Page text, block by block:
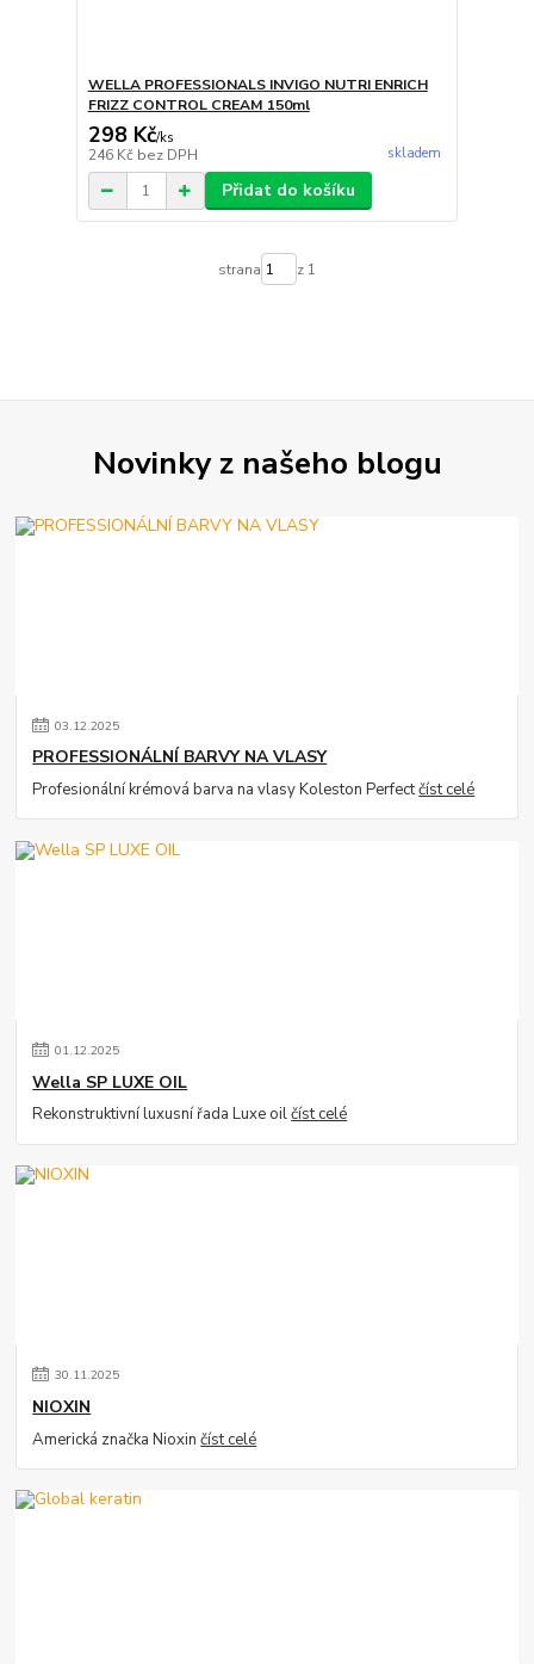
WELLA PROFESSIONALS INVIGO NUTRI ENRICH
FRIZZ CONTROL CREAM 150ml
298 Kč/ks
246 Kč bez DPH skladem
Přidat do košíku
strana z 1
Novinky z našeho blogu
03.12.2025
PROFESSIONÁLNÍ BARVY NA VLASY
Profesionální krémová barva na vlasy Koleston Perfectčíst celé
01.12.2025
Wella SP LUXE OIL
Rekonstruktivní luxusní řada Luxe oilčíst celé
30.11.2025
NIOXIN
Americká značka Nioxinčíst celé